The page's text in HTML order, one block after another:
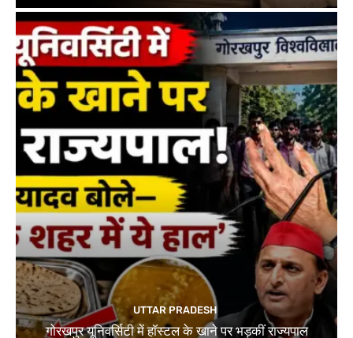
UTTAR PRADESH
गोरखपुर यूनिवर्सिटी में हॉस्टल के खाने पर भड़कीं राज्यपाल